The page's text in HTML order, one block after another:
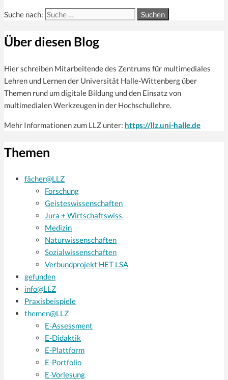
Suche nach:
Über diesen Blog
Hier schreiben Mitarbeitende des Zentrums für multi­mediales
Lehren und Lernen der Universität Halle-Wittenberg über
Themen rund um digitale Bildung und den Einsatz von
multimedialen Werkzeugen in der Hochschullehre.
Mehr Informationen zum LLZ unter: https://llz.uni-halle.de
Themen
fächer@LLZ
Forschung
Geisteswissenschaften
Jura + Wirtschaftswiss.
Medizin
Naturwissenschaften
Sozialwissenschaften
Verbundprojekt HET LSA
gefunden
info@LLZ
Praxisbeispiele
themen@LLZ
E-Assessment
E-Didaktik
E-Plattform
E-Portfolio
E-Vorlesung